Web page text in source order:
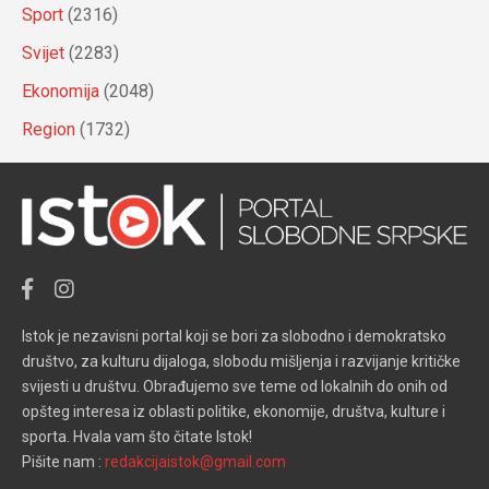
Sport (2316)
Svijet (2283)
Ekonomija (2048)
Region (1732)
Istok je nezavisni portal koji se bori za slobodno i demokratsko
društvo, za kulturu dijaloga, slobodu mišljenja i razvijanje kritičke
svijesti u društvu. Obrađujemo sve teme od lokalnih do onih od
opšteg interesa iz oblasti politike, ekonomije, društva, kulture i
sporta. Hvala vam što čitate Istok!
Pišite nam : redakcijaistok@gmail.com